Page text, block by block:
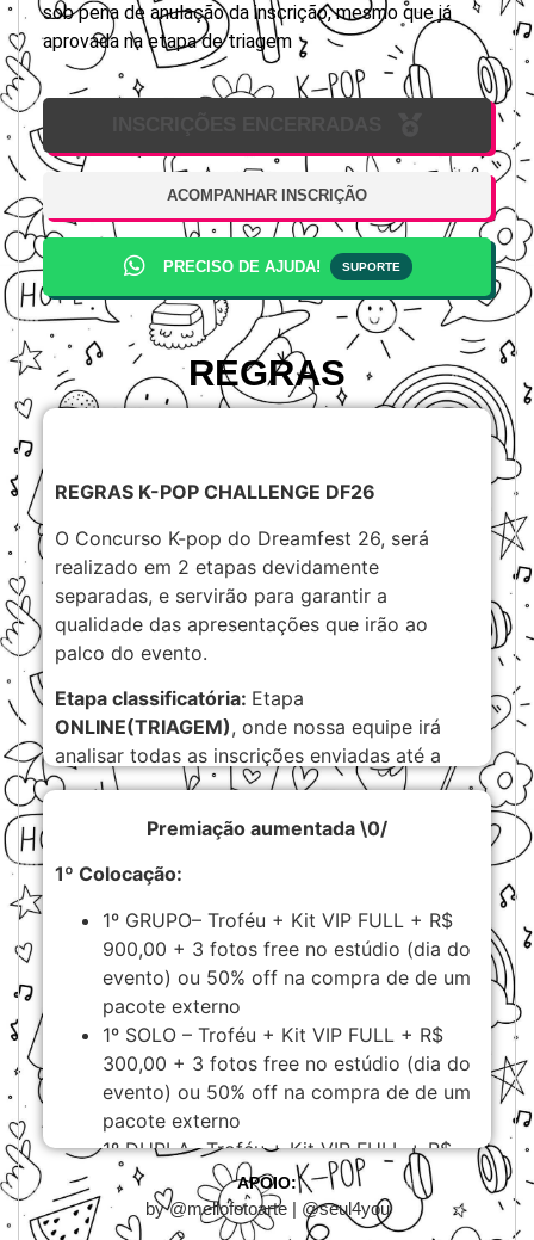
sob pena de anulação da inscrição, mesmo que já
aprovada na etapa de triagem
ACOMPANHAR INSCRIÇÃO
PRECISO DE AJUDA! SUPORTE
REGRAS
REGRAS K-POP CHALLENGE DF26
O Concurso K-pop do Dreamfest 26, será
realizado em 2 etapas devidamente
separadas, e servirão para garantir a
qualidade das apresentações que irão ao
palco do evento.
Etapa classificatória: Etapa
ONLINE(TRIAGEM), onde nossa equipe irá
analisar todas as inscrições enviadas até a
data estipulada nas regras, e determinar se
que o inscrito possa avançar para a etapa
presencial.
Finais: Etapa final, onde os classificados na
etapa anterior competirão entre si, sagrando
assim o supercampeão da sua modalidade.
REGRAS GERAIS
Participação
Qualquer pessoa pode
participar, não importando
sexo, orientação, origem,
cidade e estado.
Os participantes devem ter
Premiação aumentada \0/
1º Colocação:
1º GRUPO– Troféu + Kit VIP FULL + R$
900,00 + 3 fotos free no estúdio (dia do
evento) ou 50% off na compra de de um
pacote externo
1º SOLO – Troféu + Kit VIP FULL + R$
300,00 + 3 fotos free no estúdio (dia do
evento) ou 50% off na compra de de um
pacote externo
1º DUPLA– Troféu + Kit VIP FULL + R$
300,00 + 3 fotos free no estúdio (dia do
evento) ou 50% off na compra de de um
pacote externo
APOIO:
by @mellofotoarte | @seul4you